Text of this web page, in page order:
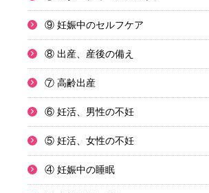
⑨ 妊娠中のセルフケア
⑧ 出産、産後の備え
⑦ 高齢出産
⑥ 妊活、男性の不妊
⑤ 妊活、女性の不妊
④ 妊娠中の睡眠